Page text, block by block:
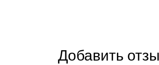
Добавить